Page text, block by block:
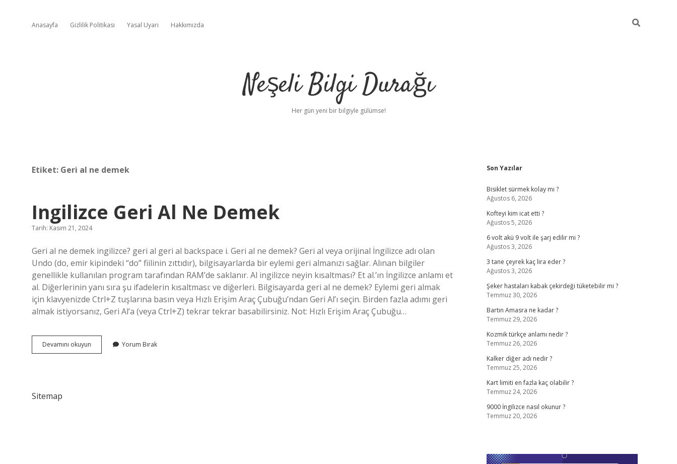
Anasayfa Gizlilik Politikası Yasal Uyarı Hakkımızda
Neşeli Bilgi Durağı
Her gün yeni bir bilgiyle gülümse!
Etiket: Geri al ne demek
Ingilizce Geri Al Ne Demek
Tarih: Kasım 21, 2024
Geri al ne demek ingilizce? geri al geri al backspace i. Geri al ne demek? Geri al veya orijinal İngilizce adı olan
Undo (do, emir kipindeki “do” fiilinin zıttıdır), bilgisayarlarda bir eylemi geri almanızı sağlar. Alınan bilgiler
genellikle kullanılan program tarafından RAM’de saklanır. Al ingilizce neyin kısaltması? Et al.’ın İngilizce anlamı et
al. Diğerlerinin yanı sıra şu ifadelerin kısaltması: ve diğerleri. Bilgisayarda geri al ne demek? Eylemi geri almak
için klavyenizde Ctrl+Z tuşlarına basın veya Hızlı Erişim Araç Çubuğu’ndan Geri Al’ı seçin. Birden fazla adımı geri
almak istiyorsanız, Geri Al’a (veya Ctrl+Z) tekrar tekrar basabilirsiniz. Not: Hızlı Erişim Araç Çubuğu…
Devamını okuyun Ingilizce
Geri
Yorum Bırak
Sitemap
Sidebar
Son Yazılar
Bisiklet sürmek kolay mı ?
Ağustos 6, 2026
Kofteyi kim icat etti ?
Ağustos 5, 2026
6 volt akü 9 volt ile şarj edilir mi ?
Ağustos 3, 2026
3 tane çeyrek kaç lira eder ?
Ağustos 3, 2026
Şeker hastaları kabak çekirdeği tüketebilir mi ?
Temmuz 30, 2026
Bartın Amasra ne kadar ?
Temmuz 29, 2026
Kozmik türkçe anlamı nedir ?
Temmuz 26, 2026
Kalker diğer adı nedir ?
Temmuz 25, 2026
Kart limiti en fazla kaç olabilir ?
Temmuz 24, 2026
9000 İngilizce nasıl okunur ?
Temmuz 20, 2026